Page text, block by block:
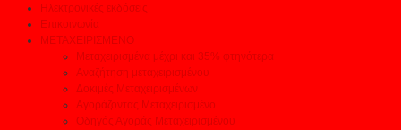
Ηλεκτρονικές εκδόσεις
Επικοινωνία
ΜΕΤΑΧΕΙΡΙΣΜΕΝΟ
Μεταχειρισμένα μέχρι και 35% φτηνότερα
Αναζήτηση μεταχειρισμένου
Δοκιμές Μεταχειρισμένων
Αγοράζοντας Μεταχειρισμένο
Οδηγός Αγοράς Μεταχειρισμένου